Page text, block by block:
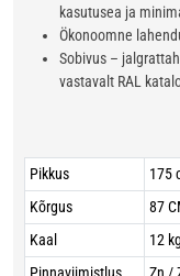
kasutusea ja
Ökonoomne
Sobivus –
vastavalt RAL
Pikkus
175
Kõrgus
87
Kaal
12 kg